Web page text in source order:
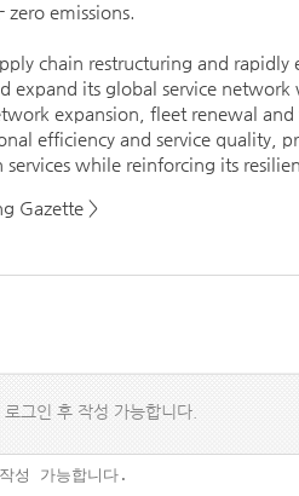
emissions.
chain restructuring and
expand its global service
expansion, fleet renewal
efficiency and service quality,
services while reinforcing its
Gazette >
로그인 후 작성 가능합니다.